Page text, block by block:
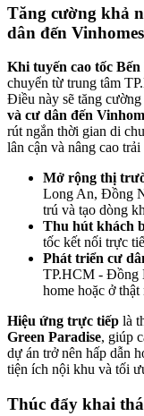
Tăng cường khả
dân đến
Khi tuyến cao tốc
chuyển từ trung tâm
Điều này sẽ tăng
và cư dân đến
rút ngắn thời gian di
lân cận và nâng cao
Mở rộng thị
Long An, Đồng
trú và tạo dòng
Thu hút khách
tốc kết nối trực
Phát triển cư
TP.HCM - Đồng
home hoặc ở
Hiệu ứng trực tiếp là
Green Paradise, giúp
dự án trở nên hấp dẫn
tiện ích nội khu và tối
Thúc đẩy khai